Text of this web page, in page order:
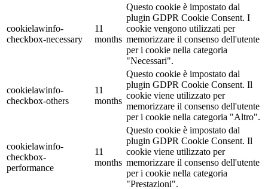
cookielawinfo-
checkbox-necessary
11
months
Questo cookie è impostato dal
plugin GDPR Cookie Consent. I
cookie vengono utilizzati per
memorizzare il consenso dell'utente
per i cookie nella categoria
"Necessari".
cookielawinfo-
checkbox-others
11
months
Questo cookie è impostato dal
plugin GDPR Cookie Consent. Il
cookie viene utilizzato per
memorizzare il consenso dell'utente
per i cookie nella categoria "Altro".
cookielawinfo-
checkbox-
performance
11
months
Questo cookie è impostato dal
plugin GDPR Cookie Consent. Il
cookie viene utilizzato per
memorizzare il consenso dell'utente
per i cookie nella categoria
"Prestazioni".